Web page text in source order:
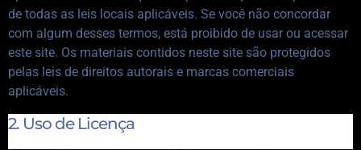
de todas as leis locais aplicáveis. Se você não concordar
com algum desses termos, está proibido de usar ou acessar
este site. Os materiais contidos neste site são protegidos
pelas leis de direitos autorais e marcas comerciais
aplicáveis.
2. Uso de Licença